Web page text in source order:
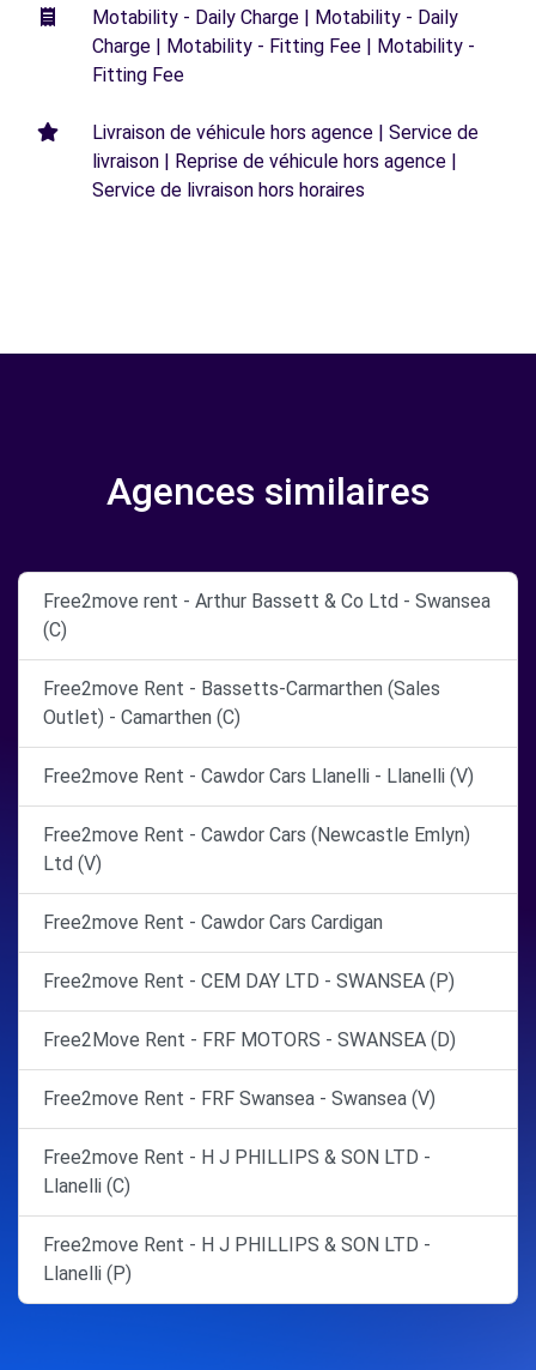
Motability - Daily Charge | Motability - Daily
Charge | Motability - Fitting Fee | Motability -
Fitting Fee
Livraison de véhicule hors agence | Service de
livraison | Reprise de véhicule hors agence |
Service de livraison hors horaires
Agences similaires
Free2move rent - Arthur Bassett & Co Ltd - Swansea
(C)
Free2move Rent - Bassetts-Carmarthen (Sales
Outlet) - Camarthen (C)
Free2move Rent - Cawdor Cars Llanelli - Llanelli (V)
Free2move Rent - Cawdor Cars (Newcastle Emlyn)
Ltd (V)
Free2move Rent - Cawdor Cars Cardigan
Free2move Rent - CEM DAY LTD - SWANSEA (P)
Free2Move Rent - FRF MOTORS - SWANSEA (D)
Free2move Rent - FRF Swansea - Swansea (V)
Free2move Rent - H J PHILLIPS & SON LTD -
Llanelli (C)
Free2move Rent - H J PHILLIPS & SON LTD -
Llanelli (P)